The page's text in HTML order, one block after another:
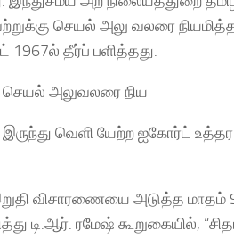
செயல் அலு வலரை
1967ல் தீர்ப் பளித்தது.
செயல் அலுவலரை நிய
வெளி யேற்ற ஐகோர்ட்
விசாரணையை அடுத்த மாதம்
டி.ஆர். ரமேஷ் கூறுகையில்,